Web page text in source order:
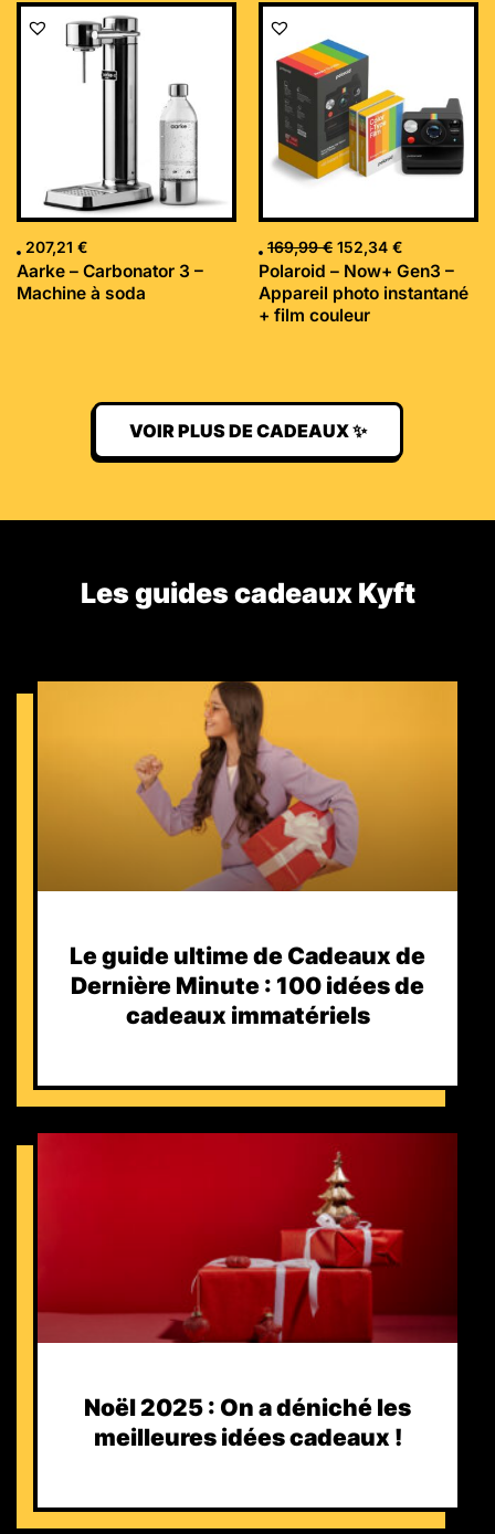
207,21 €
Aarke – Carbonator 3 –
Machine à soda
169,99€
Le
initial
était :
169,99 €.
152,34 €
Le
Polaroid – Now+ Gen3 –
Appareil photo instantané
+ film couleur
VOIR PLUS DE CADEAUX ✨
Les guides cadeaux Kyft​
Le guide ultime de Cadeaux de
Dernière Minute : 100 idées de
cadeaux immatériels
Noël 2025 : On a déniché les
meilleures idées cadeaux !